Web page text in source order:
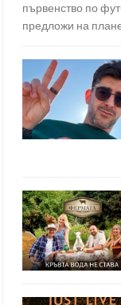
първенство по
предложи на